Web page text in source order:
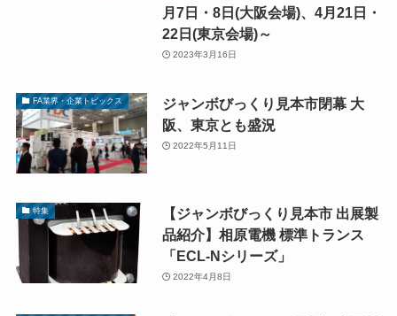
月7日・8日(大阪会場)、4月21日・
22日(東京会場)～
2023年3月16日
FA業界・企業トピックス
ジャンボびっくり見本市閉幕 大
阪、東京とも盛況
2022年5月11日
特集
【ジャンボびっくり見本市 出展製
品紹介】相原電機 標準トランス
「ECL-Nシリーズ」
2022年4月8日